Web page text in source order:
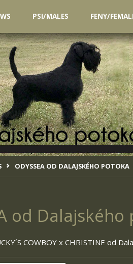
PSI/MALES FENY/
ODYSSEA OD DALAJSKÉHO POTOKA
od
COWBOY xCHRISTINE od